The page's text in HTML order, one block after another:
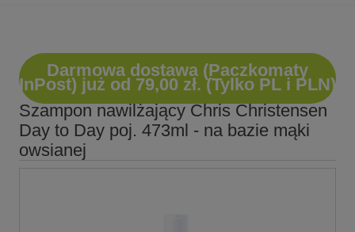
Darmowa dostawa (Paczkomaty
InPost) już od 79,00 zł. (Tylko PL i PLN)
Szampon nawilżający Chris Christensen
Day to Day poj. 473ml - na bazie mąki
owsianej